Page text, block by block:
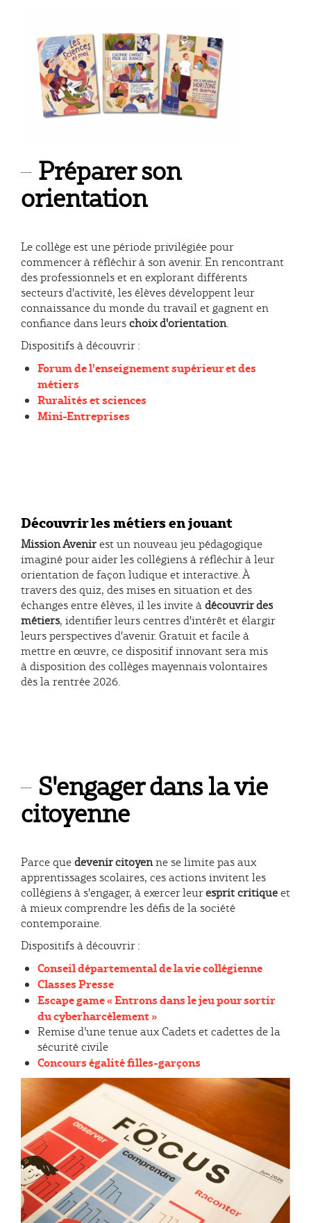
Préparer son
orientation
Le collège est une période privilégiée pour
commencer à réfléchir à son avenir. En rencontrant
des professionnels et en explorant différents
secteurs d'activité, les élèves développent leur
connaissance du monde du travail et gagnent en
confiance dans leurschoix d'orientation.
Dispositifs à découvrir :
Forum de l'enseignement supérieur et des
métiers
Ruralités et sciences
Mini-Entreprises
Découvrir les métiers en jouant
Mission Avenirest un nouveau jeu pédagogique
imaginé pour aider les collégiens à réfléchir à leur
orientation de façon ludique et interactive. À
travers des quiz, des mises en situation et des
échanges entre élèves, il les invite àdécouvrir des
métiers, identifier leurs centres d'intérêt et élargir
leurs perspectives d'avenir. Gratuit et facile à
mettre en œuvre, ce dispositif innovant sera mis
à disposition des collèges mayennais volontaires
dès la rentrée 2026.
S'engager dans la vie
citoyenne
Parce quedevenir citoyenne se limite pas aux
apprentissages scolaires, ces actions invitent les
collégiens à s'engager, à exercer leuresprit critiqueet
à mieux comprendre les défis de la société
contemporaine.
Dispositifs à découvrir :
Conseil départemental de la vie collégienne
Classes Presse
Escape game « Entrons dans le jeu pour sortir
du cyberharcèlement »
Remise d’une tenue aux Cadets et cadettes de la
sécurité civile
Concours égalité filles-garçons